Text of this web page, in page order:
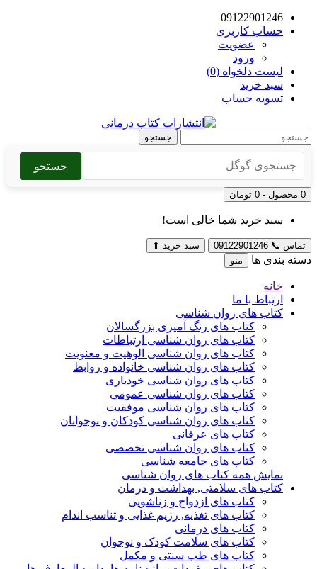
09122901246
حساب کاربری
عضویت
ورود
لیست دلخواه (0)
سبد خرید
تسویه حساب
جستجو
جستجو
0 محصول - 0 تومان
سبد خرید شما خالی است!
تماس 📞
09122901246 سبد خرید ⬆
دسته بندی ها منو
خانه
ارتباط با ما
کتاب های روان شناسی
کتاب های رنگ آمیزی بزرگسالان
کتاب های روان شناسی ارتباطات
کتاب های روان شناسی الوهیت و معنویت
کتاب های روان شناسی خانواده و روابط
کتاب های روان شناسی خودیاری
کتاب های روان شناسی عمومی
کتاب های روان شناسی موفقیت
کتاب های روان شناسی کودکان و نوجوانان
کتاب های عرفانی
کتاب های روان شناسی تخصصی
کتاب های جامعه شناسی
نمایش همه کتاب های روان شناسی
کتاب های سلامتی, بهداشت و درمان
کتاب های ازدواج و زناشویی
کتاب های تغذیه, رژیم غذایی و تناسب اندام
کتاب های درمانی
کتاب های سلامت کودک و نوجوان
کتاب های طب سنتی و مکمل